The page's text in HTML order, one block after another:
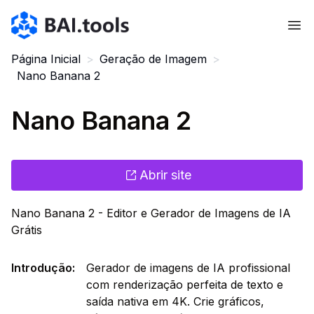
Bai.tools
Página Inicial > Geração de Imagem >
Nano Banana 2
Nano Banana 2
Abrir site
Nano Banana 2 - Editor e Gerador de Imagens de IA
Grátis
Introdução:
Gerador de imagens de IA profissional
com renderização perfeita de texto e
saída nativa em 4K. Crie gráficos,